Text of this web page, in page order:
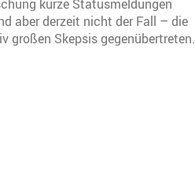
kurze Statusmeldungen
aber derzeit nicht der Fall – die
großen Skepsis gegenübertreten.